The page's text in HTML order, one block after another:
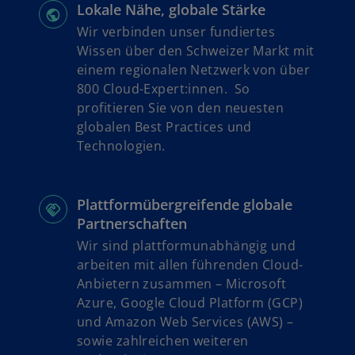
s
t
e
r
k
a
r
e
f
n
e
t
Lokale Nähe, globale Stärke
Wir verbinden unser fundiertes
Wissen über den Schweizer Markt mit
einem regionalen Netzwerk von über
800 Cloud-Expert:innen. So
profitieren Sie von den neuesten
globalen Best Practices und
Technologien.
Plattformübergreifende globale
Partnerschaften
Wir sind plattformunabhängig und
arbeiten mit allen führenden Cloud-
Anbietern zusammen – Microsoft
Azure, Google Cloud Platform (GCP)
und Amazon Web Services (AWS) –
sowie zahlreichen weiteren